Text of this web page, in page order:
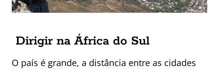
Dirigir na África do Sul
O país é grande, a distância entre as cidades